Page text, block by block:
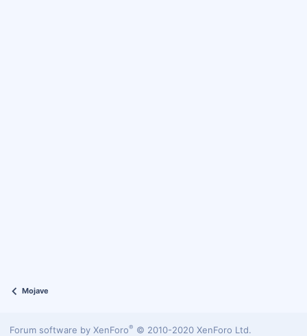
Mojave
Forum software by XenForo® © 2010-2020 XenForo Ltd.